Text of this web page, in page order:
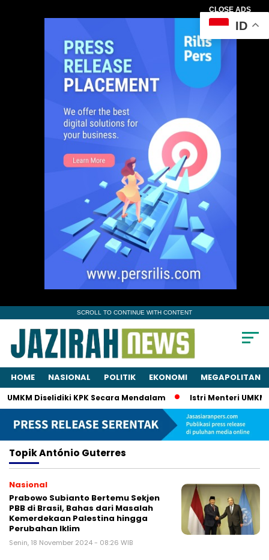
CLOSE ADS
SCROLL TO CONTINUE WITH CONTENT
HOME NASIONAL POLITIK EKONOMI MEGAPOLITAN
Diselidiki KPK Secara Mendalam Istri Menteri UMKM
TopikAntónio Guterres
Nasional
Prabowo Subianto Bertemu Sekjen
PBB di Brasil, Bahas dari Masalah
Kemerdekaan Palestina hingga
Perubahan Iklim
Senin, 18 November 2024 - 08:26 WIB
ID